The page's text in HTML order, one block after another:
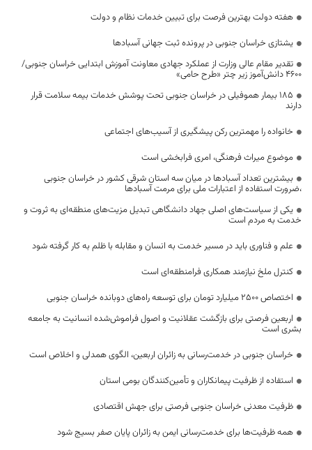
هفته دولت بهترین فرصت برای تبیین خدمات نظام و دولت
یشتازی خراسان جنوبی در پرونده ثبت جهانی آسبادها
تقدیر مقام عالی وزارت از عملکرد جهادی معاونت آموزش ابتدایی خراسان جنوبی/
۴۶۰۰ دانش‌آموز زیر چتر «طرح حامی»
۱۸۵ بیمار هموفیلی در خراسان جنوبی تحت پوشش خدمات بیمه سلامت قرار
دارند
خانواده را مهمترین رکن پیشگیری از آسیب‌های اجتماعی
موضوع میراث فرهنگی، امری فرابخشی است
بیشترین تعداد آسبادها در میان سه استان شرقی کشور در خراسان جنوبی
،ضرورت استفاده از اعتبارات ملی برای مرمت آسبادها
یکی از سیاست‌های اصلی جهاد دانشگاهی تبدیل مزیت‌های منطقه‌ای به ثروت و
خدمت به مردم است
علم و فناوری باید در مسیر خدمت به انسان و مقابله با ظلم به کار گرفته شود
کنترل ملخ نیازمند همکاری فرامنطقه‌ای است
اختصاص 2500 میلیارد تومان برای توسعه راه‌های دوبانده خراسان جنوبی
اربعین فرصتی برای بازگشت عقلانیت و اصول فراموش‌شده انسانیت به جامعه
بشری است
خراسان جنوبی در خدمت‌رسانی به زائران اربعین، الگوی همدلی و اخلاص است
استفاده از ظرفیت پیمانکاران و تأمین‌کنندگان بومی استان
ظرفیت معدنی خراسان جنوبی فرصتی برای جهش اقتصادی
همه ظرفیت‌ها برای خدمت‌رسانی ایمن به زائران پایان صفر بسیج شود